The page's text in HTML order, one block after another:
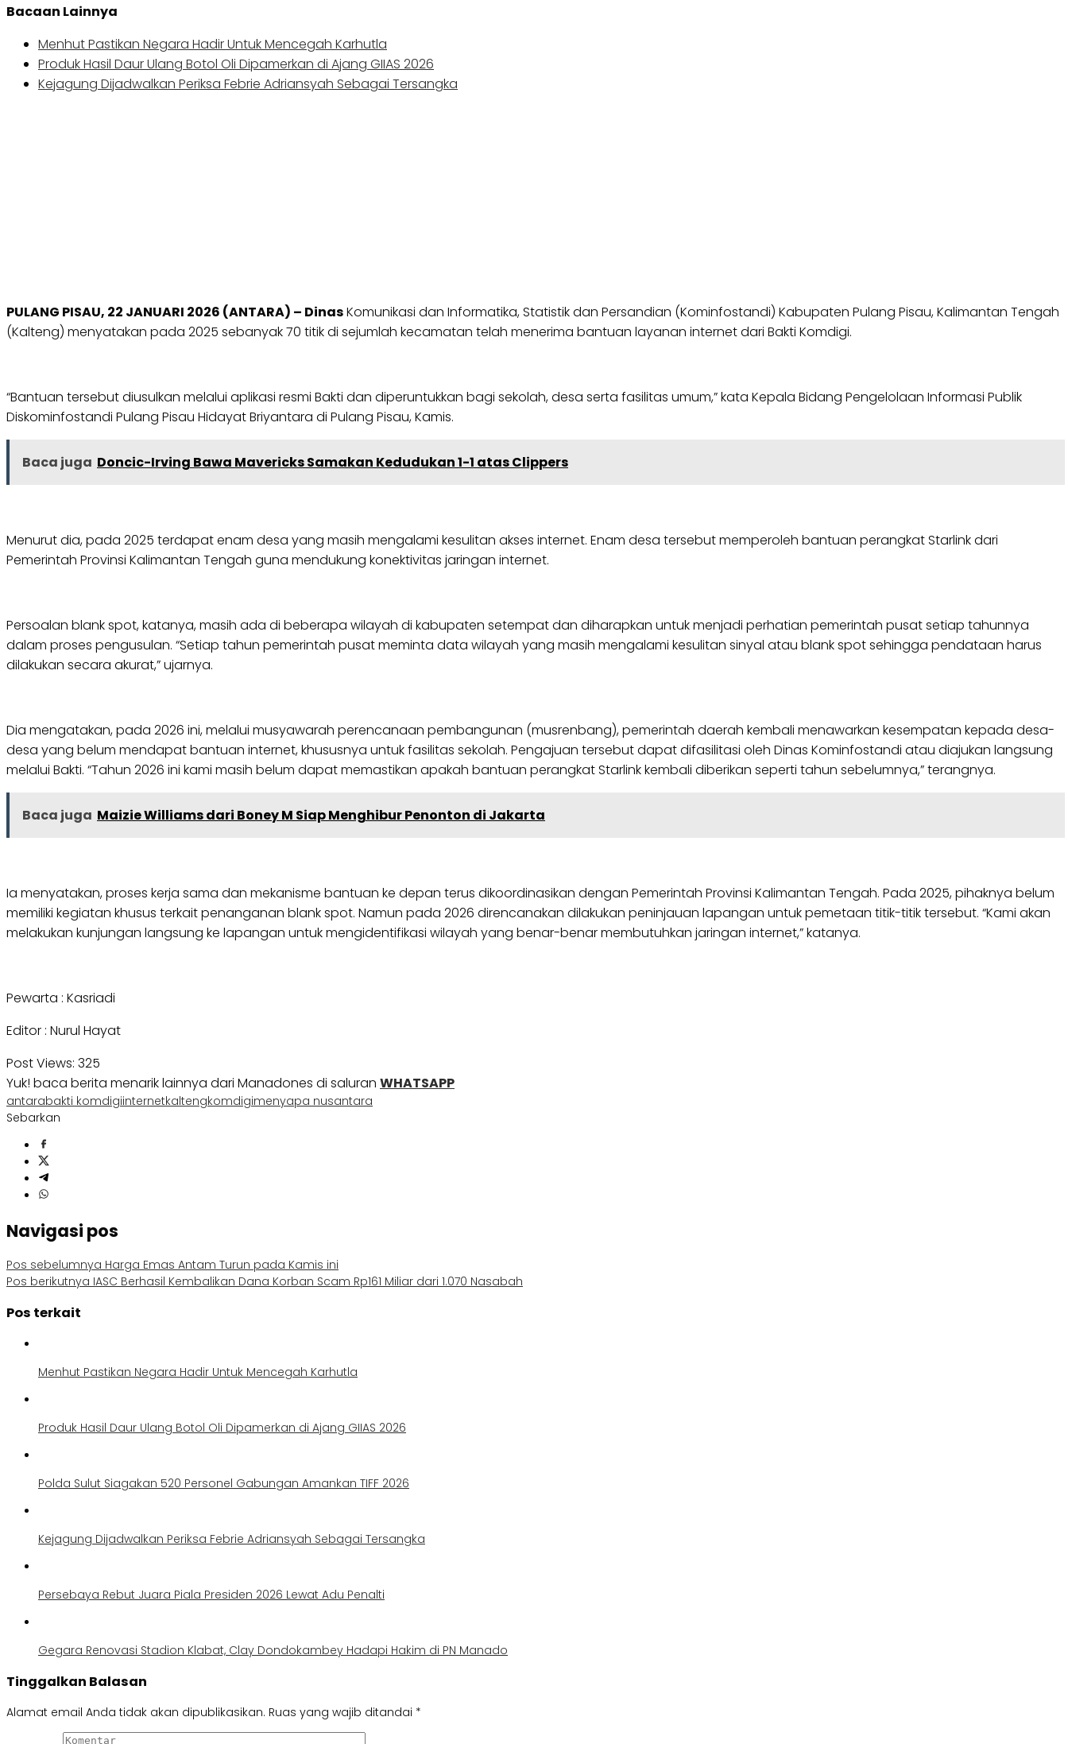
Bacaan Lainnya
Menhut Pastikan Negara Hadir Untuk Mencegah Karhutla
Produk Hasil Daur Ulang Botol Oli Dipamerkan di Ajang GIIAS 2026
Kejagung Dijadwalkan Periksa Febrie Adriansyah Sebagai Tersangka
PULANG PISAU, 22 JANUARI 2026 (ANTARA) – DinasKomunikasi dan Informatika, Statistik dan Persandian (Kominfostandi) Kabupaten Pulang Pisau, Kalimantan Tengah
(Kalteng) menyatakan pada 2025 sebanyak 70 titik di sejumlah kecamatan telah menerima bantuan layanan internet dari Bakti Komdigi.
“Bantuan tersebut diusulkan melalui aplikasi resmi Bakti dan diperuntukkan bagi sekolah, desa serta fasilitas umum,” kata Kepala Bidang Pengelolaan Informasi Publik
Diskominfostandi Pulang Pisau Hidayat Briyantara di Pulang Pisau, Kamis.
Baca juga Doncic-Irving Bawa Mavericks Samakan Kedudukan 1-1 atas Clippers
Menurut dia, pada 2025 terdapat enam desa yang masih mengalami kesulitan akses internet. Enam desa tersebut memperoleh bantuan perangkat Starlink dari
Pemerintah Provinsi Kalimantan Tengah guna mendukung konektivitas jaringan internet.
Persoalan blank spot, katanya, masih ada di beberapa wilayah di kabupaten setempat dan diharapkan untuk menjadi perhatian pemerintah pusat setiap tahunnya
dalam proses pengusulan. “Setiap tahun pemerintah pusat meminta data wilayah yang masih mengalami kesulitan sinyal atau blank spot sehingga pendataan harus
dilakukan secara akurat,” ujarnya.
Dia mengatakan, pada 2026 ini, melalui musyawarah perencanaan pembangunan (musrenbang), pemerintah daerah kembali menawarkan kesempatan kepada desa-
desa yang belum mendapat bantuan internet, khususnya untuk fasilitas sekolah. Pengajuan tersebut dapat difasilitasi oleh Dinas Kominfostandi atau diajukan langsung
melalui Bakti. “Tahun 2026 ini kami masih belum dapat memastikan apakah bantuan perangkat Starlink kembali diberikan seperti tahun sebelumnya,” terangnya.
Baca juga Maizie Williams dari Boney M Siap Menghibur Penonton di Jakarta
Ia menyatakan, proses kerja sama dan mekanisme bantuan ke depan terus dikoordinasikan dengan Pemerintah Provinsi Kalimantan Tengah. Pada 2025, pihaknya belum
memiliki kegiatan khusus terkait penanganan blank spot. Namun pada 2026 direncanakan dilakukan peninjauan lapangan untuk pemetaan titik-titik tersebut. “Kami akan
melakukan kunjungan langsung ke lapangan untuk mengidentifikasi wilayah yang benar-benar membutuhkan jaringan internet,” katanya.
Pewarta : Kasriadi
Editor : Nurul Hayat
Post Views: 325
Yuk! baca berita menarik lainnya dari Manadones di saluran WHATSAPP
antarabakti komdigiinternetkaltengkomdigimenyapa nusantara
Sebarkan
Navigasi pos
Pos sebelumnya Harga Emas Antam Turun pada Kamis ini
Pos berikutnya IASC Berhasil Kembalikan Dana Korban Scam Rp161 Miliar dari 1.070 Nasabah
Pos terkait
Menhut Pastikan Negara Hadir Untuk Mencegah Karhutla
Produk Hasil Daur Ulang Botol Oli Dipamerkan di Ajang GIIAS 2026
Polda Sulut Siagakan 520 Personel Gabungan Amankan TIFF 2026
Kejagung Dijadwalkan Periksa Febrie Adriansyah Sebagai Tersangka
Persebaya Rebut Juara Piala Presiden 2026 Lewat Adu Penalti
Gegara Renovasi Stadion Klabat, Clay Dondokambey Hadapi Hakim di PN Manado
Tinggalkan Balasan
Alamat email Anda tidak akan dipublikasikan. Ruas yang wajib ditandai *